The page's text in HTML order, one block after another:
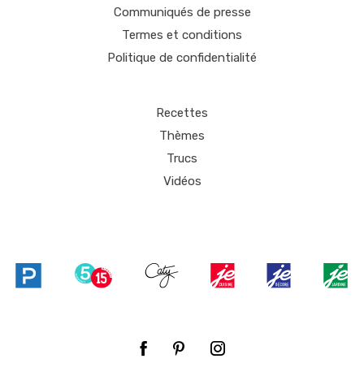
Communiqués de presse
Termes et conditions
Politique de confidentialité
Recettes
Thèmes
Trucs
Vidéos